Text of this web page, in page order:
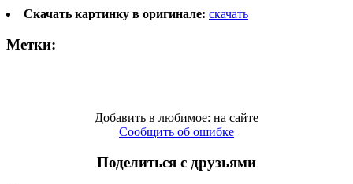
Скачать картинку в оригинале: скачать
Метки:
Добавить в любимое: на сайте
Сообщить об ошибке
Поделиться с друзьями